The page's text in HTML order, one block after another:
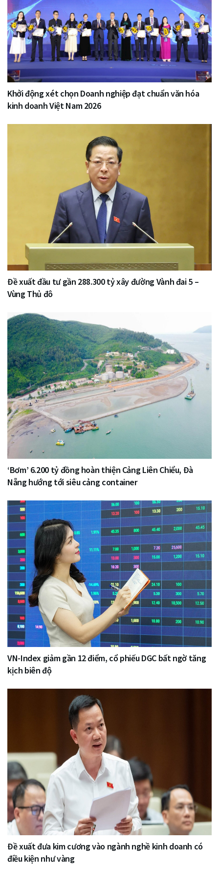
Khởi động xét chọn Doanh nghiệp đạt chuẩn văn hóa
kinh doanh Việt Nam 2026
Đề xuất đầu tư gần 288.300 tỷ xây đường Vành đai 5 –
Vùng Thủ đô
‘Bơm’ 6.200 tỷ đồng hoàn thiện Cảng Liên Chiểu, Đà
Nẵng hướng tới siêu cảng container
VN-Index giảm gần 12 điểm, cổ phiếu DGC bất ngờ tăng
kịch biên độ
Đề xuất đưa kim cương vào ngành nghề kinh doanh có
điều kiện như vàng